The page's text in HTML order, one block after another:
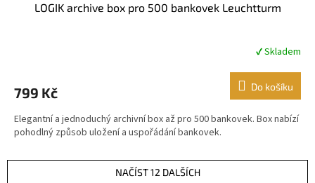
LOGIK archive box pro 500 bankovek Leuchtturm
je
z
5
✔ Skladem
799 Kč Do košíku
Elegantní a jednoduchý archivní box až pro 500 bankovek. Box nabízí
pohodlný způsob uložení a uspořádání bankovek.
NAČÍST 12 DALŠÍCH